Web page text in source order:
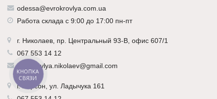
odessa@evrokrovlya.com.ua
Работа склада с 9:00 до 17:00 пн-пт
г. Николаев , пр. Центральный 93-В, офис 607/1
067 553 14 12
evrokrovlya.nikolaev@gmail.com
г. Херсон , ул. Ладычука 161
КНОПКА
СВЯЗИ